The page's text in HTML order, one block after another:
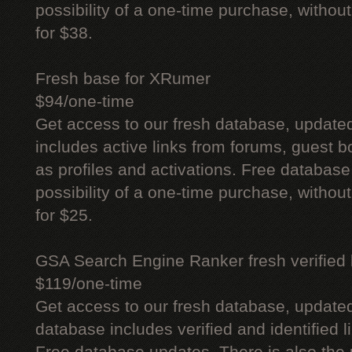
possibility of a one-time purchase,
for $38.
Fresh base for XRumer
$94/one-time
Get access to our fresh database,
includes active links from forums, guest
as profiles and activations. Free
possibility of a one-time purchase,
for $25.
GSA Search Engine Ranker fresh verified
$119/one-time
Get access to our fresh database,
database includes verified and identified